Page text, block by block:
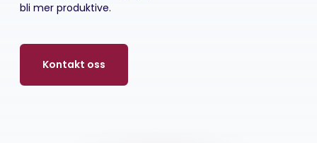
bli mer produktive.
Kontakt oss